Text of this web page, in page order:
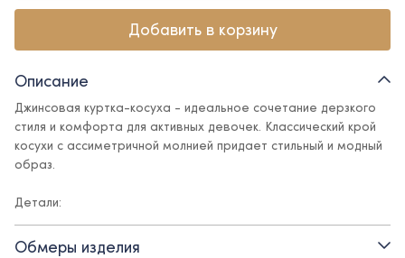
Добавить в корзину
Описание
Джинсовая куртка-косуха - идеальное сочетание дерзкого
стиля и комфорта для активных девочек. Классический крой
косухи с ассиметричной молнией придает стильный и модный
образ.
Детали:
- застежка на молнию
Обмеры изделия